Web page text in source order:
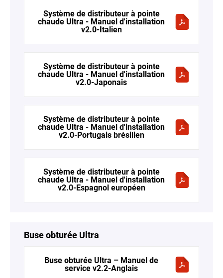
Système de distributeur à pointe
chaude Ultra - Manuel d'installation
v2.0-Italien
Système de distributeur à pointe
chaude Ultra - Manuel d'installation
v2.0-Japonais
Système de distributeur à pointe
chaude Ultra - Manuel d'installation
v2.0-Portugais brésilien
Système de distributeur à pointe
chaude Ultra - Manuel d'installation
v2.0-Espagnol européen
Buse obturée Ultra
Buse obturée Ultra – Manuel de
service v2.2-Anglais